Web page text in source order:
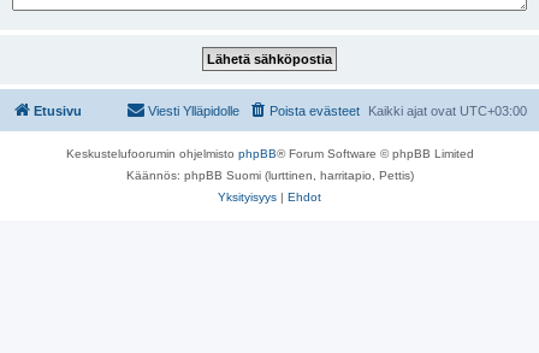
Etusivu Kaikki ajat ovat UTC+03:00
Poista evästeet
Viesti Ylläpidolle
Keskustelufoorumin ohjelmisto phpBB® Forum Software © phpBB Limited
Käännös: phpBB Suomi (lurttinen, harritapio, Pettis)
Yksityisyys | Ehdot